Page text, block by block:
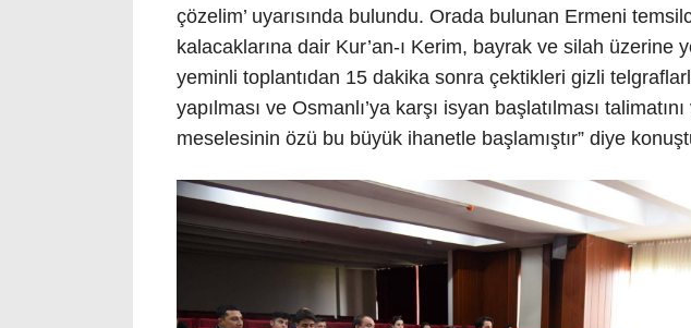
çözelim’ uyarısında bulundu. Orada bulunan Ermeni
kalacaklarına dair Kur’an-ı Kerim, bayrak ve silah üzerine
yeminli toplantıdan 15 dakika sonra çektikleri gizli
yapılması ve Osmanlı’ya karşı isyan başlatılması
meselesinin özü bu büyük ihanetle başlamıştır” diye